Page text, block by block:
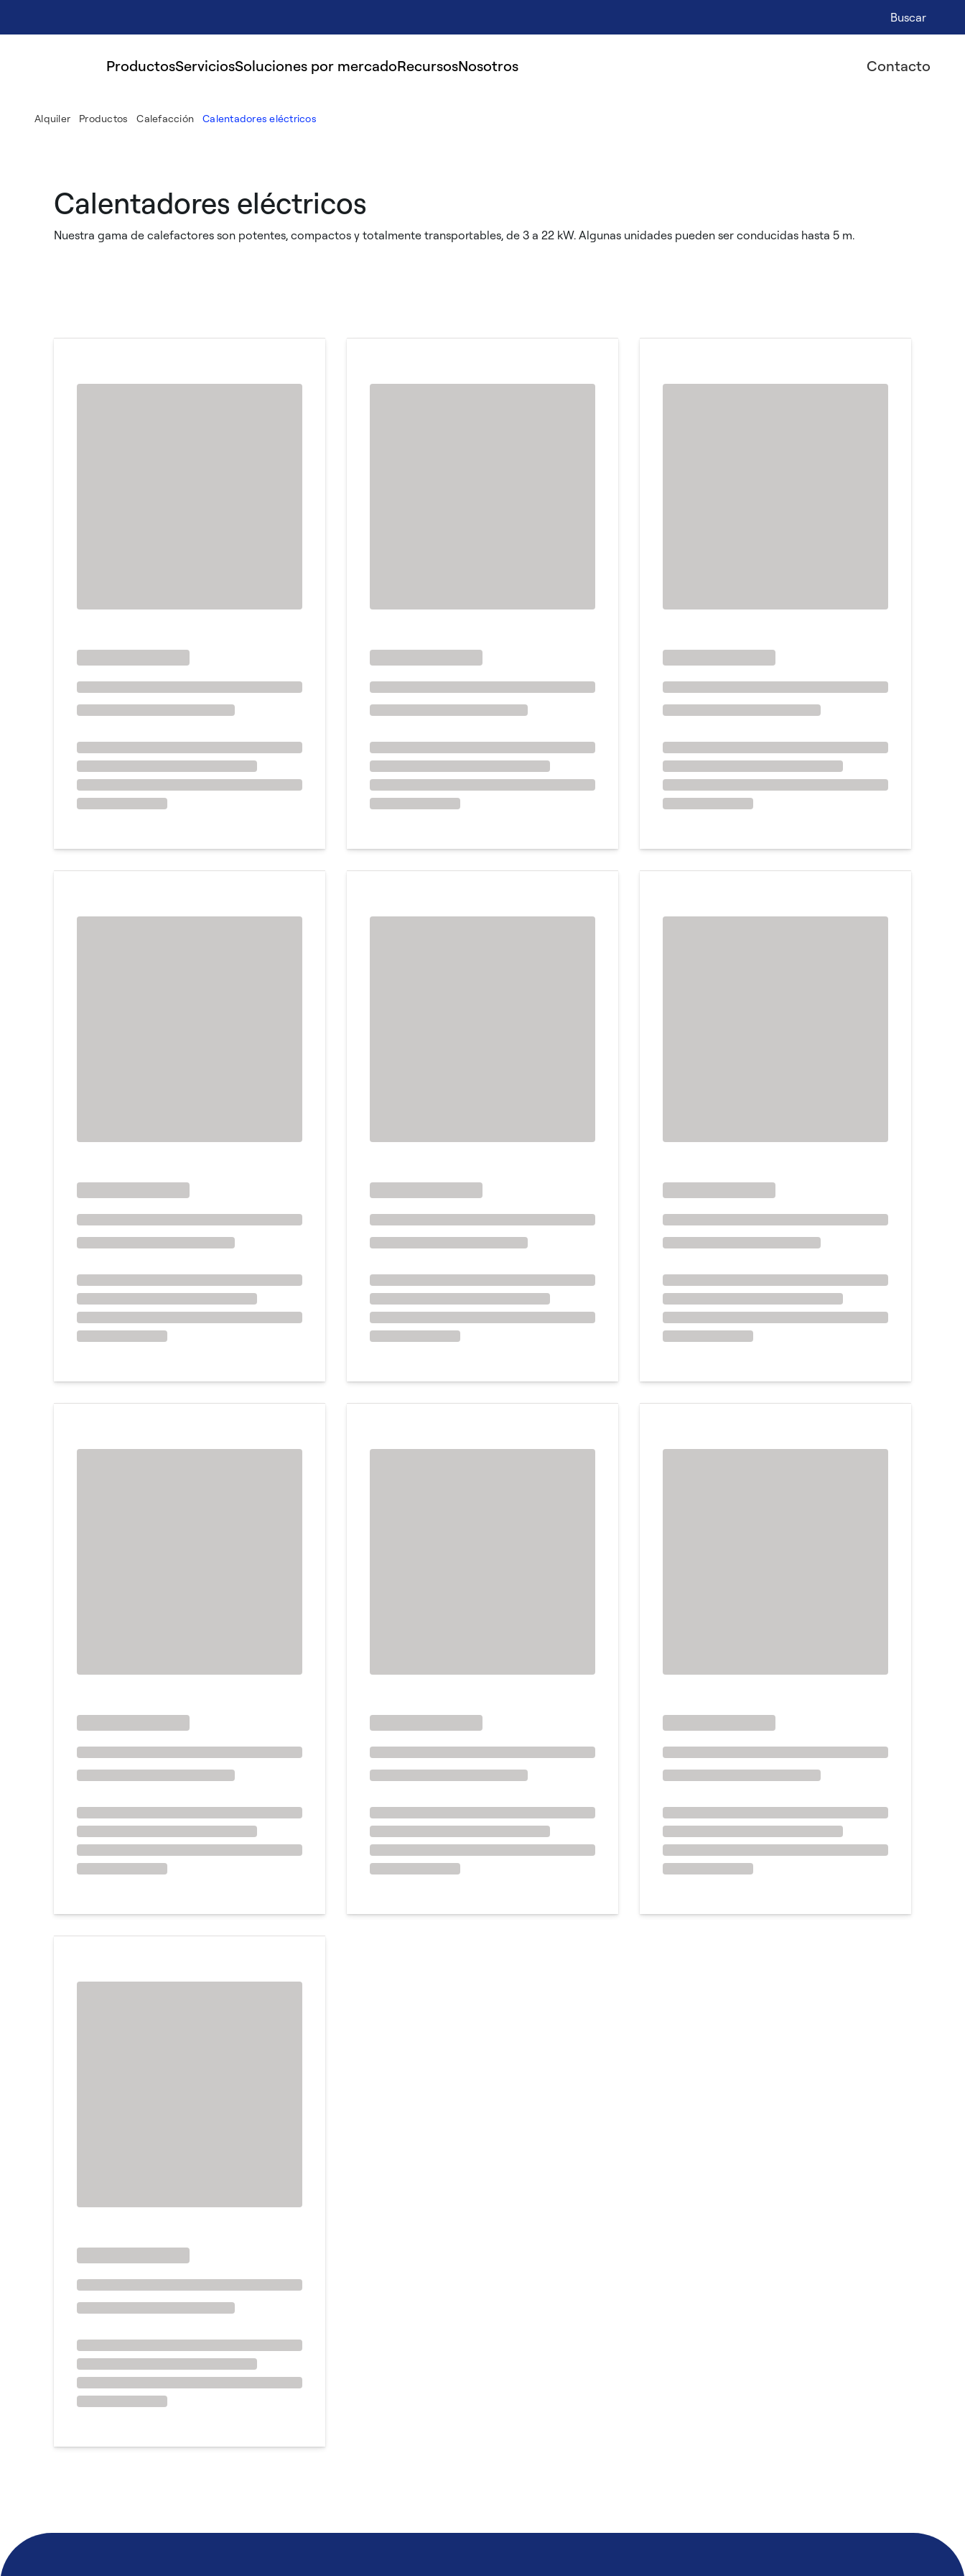
Buscar
ProductosServiciosSoluciones por mercadoRecursosNosotros Contacto
Alquiler Productos Calefacción Calentadores eléctricos
Calentadores eléctricos
Nuestra gama de calefactores son potentes, compactos y totalmente transportables, de 3 a 22 kW. Algunas unidades pueden ser conducidas hasta 5 m.